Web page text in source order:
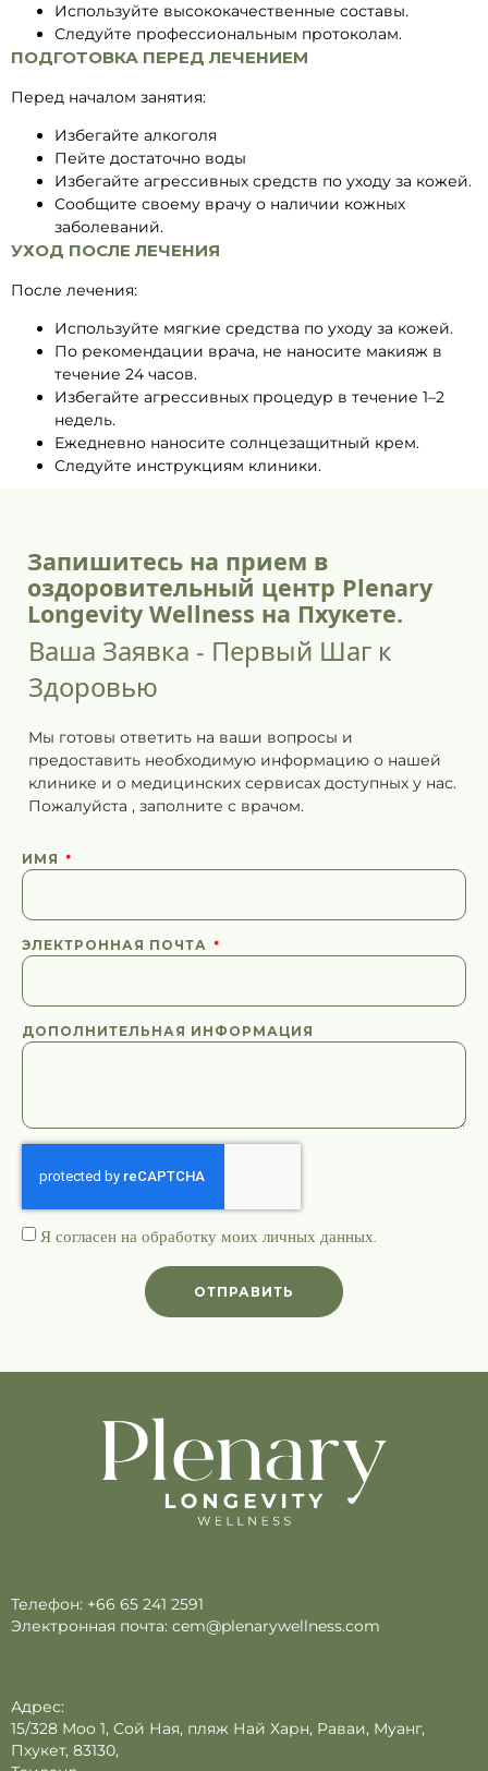
Используйте высококачественные составы.
Следуйте профессиональным протоколам.
ПОДГОТОВКА ПЕРЕД ЛЕЧЕНИЕМ
Перед началом занятия:
Избегайте алкоголя
Пейте достаточно воды
Избегайте агрессивных средств по уходу за кожей.
Сообщите своему врачу о наличии кожных
заболеваний.
УХОД ПОСЛЕ ЛЕЧЕНИЯ
После лечения:
Используйте мягкие средства по уходу за кожей.
По рекомендации врача, не наносите макияж в
течение 24 часов.
Избегайте агрессивных процедур в течение 1–2
недель.
Ежедневно наносите солнцезащитный крем.
Следуйте инструкциям клиники.
Запишитесь на прием в
оздоровительный центр Plenary
Longevity Wellness на Пхукете.
Ваша Заявка - Первый Шаг к
Здоровью
Мы готовы ответить на ваши вопросы и
предоставить необходимую информацию о нашей
клинике и о медицинских сервисах доступных у нас.
Пожалуйста , заполните с врачом.
ИМЯ
ЭЛЕКТРОННАЯ ПОЧТА
ДОПОЛНИТЕЛЬНАЯ ИНФОРМАЦИЯ
Я согласен на обработку моих личных данных.
ОТПРАВИТЬ
Телефон: +66 65 241 2591
Электронная почта: cem@plenarywellness.com
Адрес:
15/328 Moo 1, Сой Ная, пляж Най Харн, Раваи, Муанг,
Пхукет, 83130,